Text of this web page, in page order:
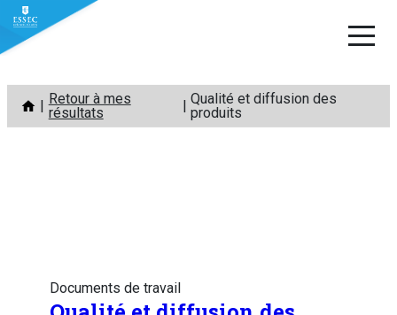
Aller
contenu
Retour à mes
résultats
Qualité et diffusion des
produits
Documents de travail